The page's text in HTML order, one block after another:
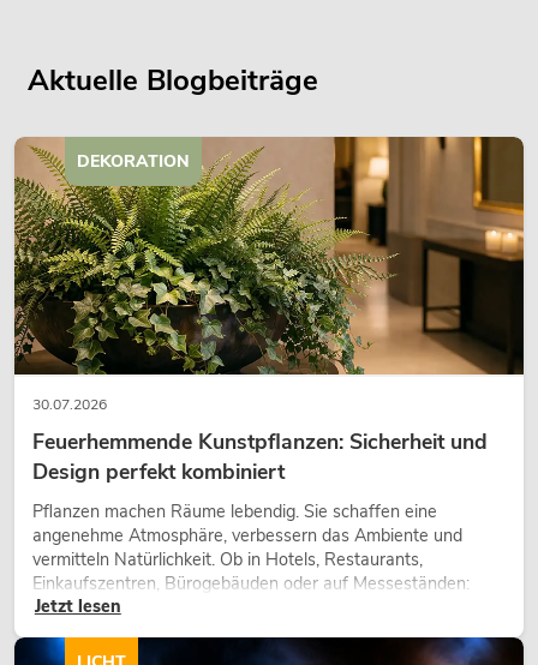
Aktuelle Blogbeiträge
30.07.2026
Feuerhemmende Kunstpflanzen: Sicherheit und
Design perfekt kombiniert
Pflanzen machen Räume lebendig. Sie schaffen eine
angenehme Atmosphäre, verbessern das Ambiente und
vermitteln Natürlichkeit. Ob in Hotels, Restaurants,
Einkaufszentren, Bürogebäuden oder auf Messeständen:
eine hochwertige Begrünung gehört heute längst zum
modernen Raumkonzept.
Jetzt lesen
DEKORATION